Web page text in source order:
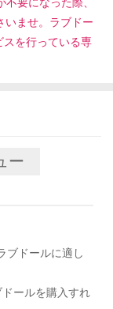
要になった際、
いませ。ラブドー
スを行っている専
ー
ブドールに適し
ールを購入すれ